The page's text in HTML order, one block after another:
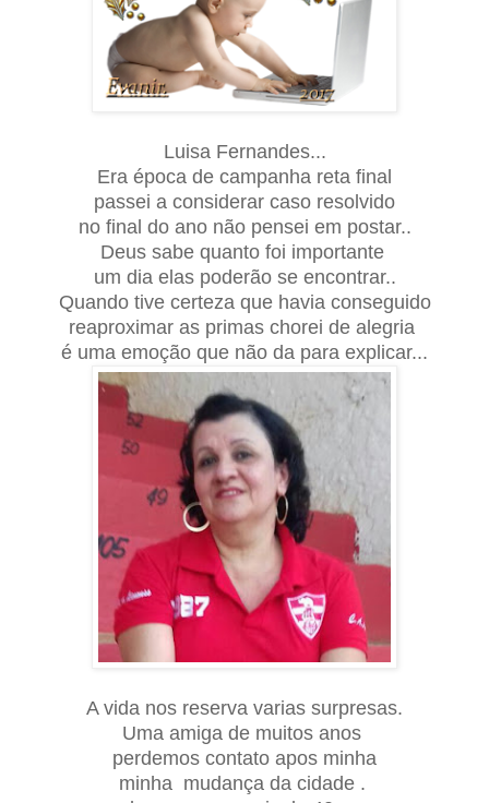
Luisa Fernandes...
Era época de campanha reta final
passei a considerar caso resolvido
no final do ano não pensei em postar..
Deus sabe quanto foi importante
um dia elas poderão se encontrar..
Quando tive certeza que havia conseguido
reaproximar as primas chorei de alegria
é uma emoção que não da para explicar...
A vida nos reserva varias surpresas.
Uma amiga de muitos anos
perdemos contato apos minha
minha mudança da cidade .